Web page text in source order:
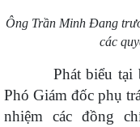
Ông Trần Minh Đang
các
Phát biểu tại
Phó Giám đốc phụ
nhiệm các đồng